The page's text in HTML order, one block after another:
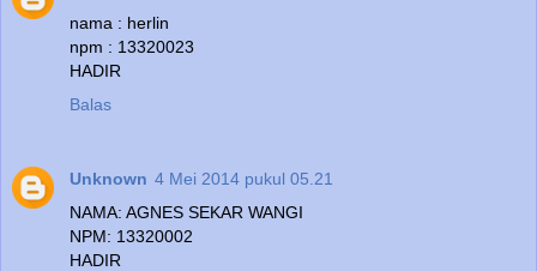
nama : herlin
npm : 13320023
HADIR
Balas
Unknown 4 Mei 2014 pukul 05.21
NAMA: AGNES SEKAR WANGI
NPM: 13320002
HADIR